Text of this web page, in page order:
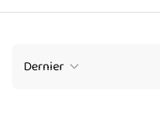
Dernier